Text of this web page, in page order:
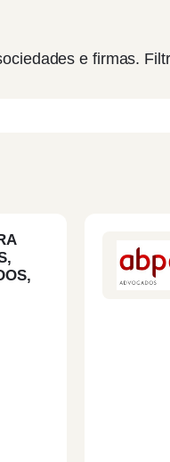
e firmas.